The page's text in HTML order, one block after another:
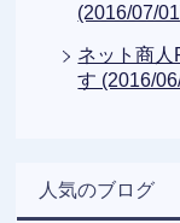
(2016/07/
ネット商人
す (2016/
人気のブログ